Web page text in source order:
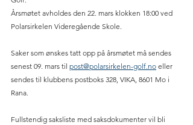
Årsmøtet avholdes den 22. mars klokken 18:00 ved
Polarsirkelen Videregående Skole.
Saker som ønskes tatt opp på årsmøtet må sendes
senest 09. mars til post@polarsirkelen-golf.no eller
sendes til klubbens postboks 328, VIKA, 8601 Mo i
Rana.
Fullstendig saksliste med saksdokumenter vil bli